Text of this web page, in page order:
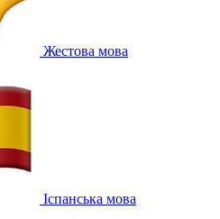
Жестова мова
Іспанська мова